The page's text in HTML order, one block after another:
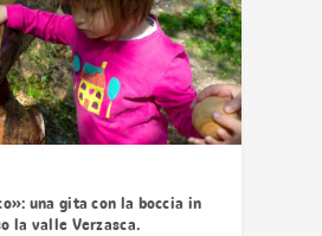
una gita con la boccia in
la valle Verzasca.